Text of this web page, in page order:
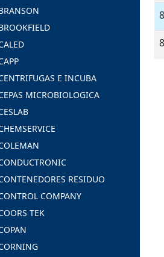
E INCUBA
MICROBIOLOGICA
RESIDUO
COMPANY
TEK